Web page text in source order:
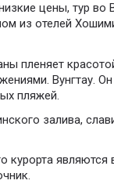
цены, тур во
из отелей
пленяет
Вунгтау.
пляжей.
залива,
курорта